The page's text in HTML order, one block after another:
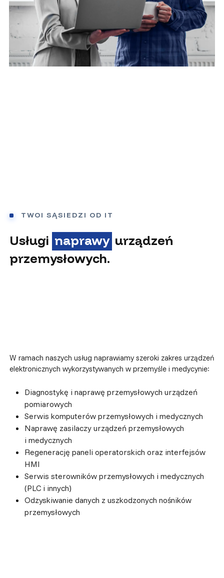
TWOI SĄSIEDZI OD IT
Usługi naprawy urządzeń
przemysłowych.
W ramach naszych usług naprawiamy szeroki zakres urządzeń
elektronicznych wykorzystywanych w przemyśle i medycynie:
Diagnostykę i naprawę przemysłowych urządzeń
pomiarowych
Serwis komputerów przemysłowych i medycznych
Naprawę zasilaczy urządzeń przemysłowych
i medycznych
Regenerację paneli operatorskich oraz interfejsów
HMI
Serwis sterowników przemysłowych i medycznych
(PLC i innych)
Odzyskiwanie danych z uszkodzonych nośników
przemysłowych